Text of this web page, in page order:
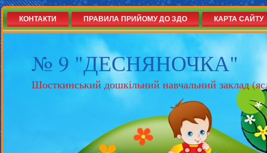
№ 9 "ДЕСНЯНОЧКА"
Шосткинський дошкільний навчальний заклад
КОНТАКТИ ПРАВИЛА ПРИЙОМУ ДО ЗДО КАРТА САЙТУ